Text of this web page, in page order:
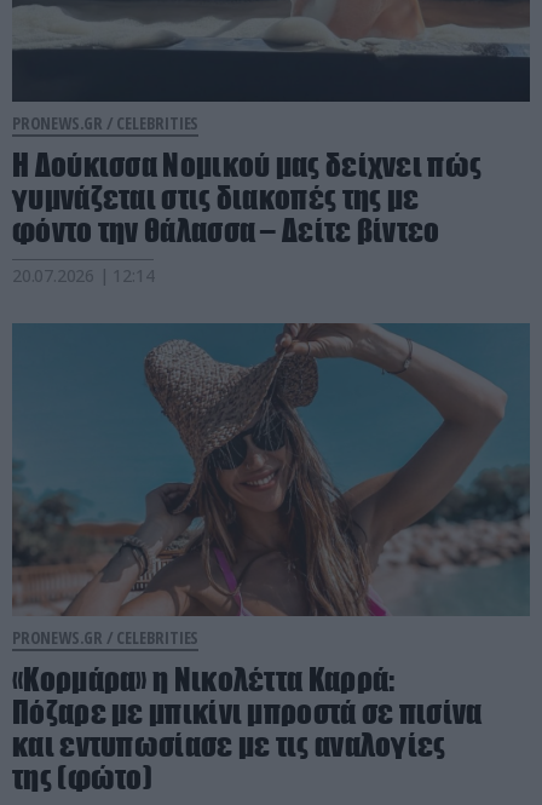
PRONEWS.GR / CELEBRITIES
Η Δούκισσα Νομικού μας δείχνει πώς
γυμνάζεται στις διακοπές της με
φόντο την θάλασσα – Δείτε βίντεο
20.07.2026 | 12:14
PRONEWS.GR / CELEBRITIES
«Κορμάρα» η Νικολέττα Καρρά:
Πόζαρε με μπικίνι μπροστά σε πισίνα
και εντυπωσίασε με τις αναλογίες
της (φώτο)